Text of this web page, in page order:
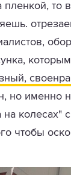
то
но именно
на
чтобы